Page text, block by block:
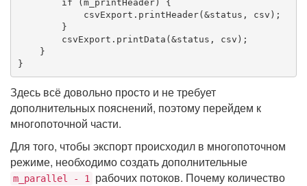
if (m_printHeader) {
}
Здесь всё довольно просто и не требует
дополнительных пояснений, поэтому перейдем к
многопоточной части.
Для того, чтобы экспорт происходил в многопоточном
режиме, необходимо создать дополнительные
m_parallel - 1
рабочих потоков. Почему количество